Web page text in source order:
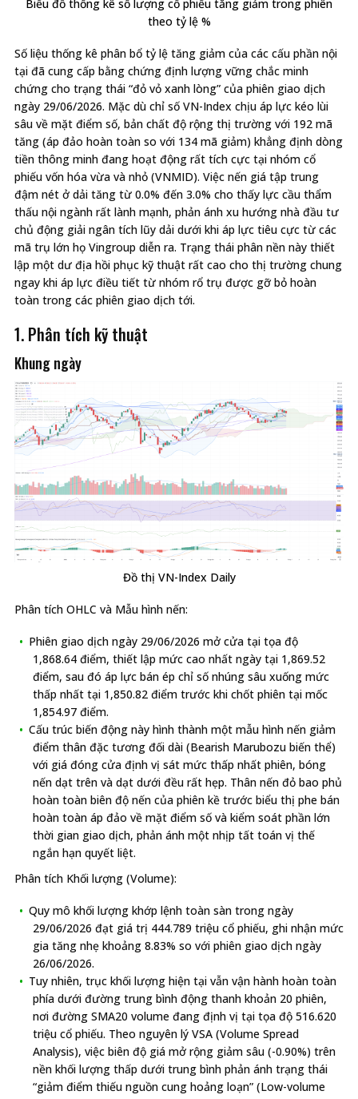
Biểu đồ thống kê số lượng cổ phiếu tăng giảm trong phiên
theo tỷ lệ %
Số liệu thống kê phân bổ tỷ lệ tăng giảm của các cấu phần nội
tại đã cung cấp bằng chứng định lượng vững chắc minh
chứng cho trạng thái “đỏ vỏ xanh lòng” của phiên giao dịch
ngày 29/06/2026. Mặc dù chỉ số VN-Index chịu áp lực kéo lùi
sâu về mặt điểm số, bản chất độ rộng thị trường với 192 mã
tăng (áp đảo hoàn toàn so với 134 mã giảm) khẳng định dòng
tiền thông minh đang hoạt động rất tích cực tại nhóm cổ
phiếu vốn hóa vừa và nhỏ (VNMID). Việc nến giá tập trung
đậm nét ở dải tăng từ 0.0% đến 3.0% cho thấy lực cầu thẩm
thấu nội ngành rất lành mạnh, phản ánh xu hướng nhà đầu tư
chủ động giải ngân tích lũy dải dưới khi áp lực tiêu cực từ các
mã trụ lớn họ Vingroup diễn ra. Trạng thái phân nền này thiết
lập một dư địa hồi phục kỹ thuật rất cao cho thị trường chung
ngay khi áp lực điều tiết từ nhóm rổ trụ được gỡ bỏ hoàn
toàn trong các phiên giao dịch tới.
1. Phân tích kỹ thuật
Khung ngày
Đồ thị VN-Index Daily
Phân tích OHLC và Mẫu hình nến:
Phiên giao dịch ngày 29/06/2026 mở cửa tại tọa độ
1,868.64 điểm, thiết lập mức cao nhất ngày tại 1,869.52
điểm, sau đó áp lực bán ép chỉ số nhúng sâu xuống mức
thấp nhất tại 1,850.82 điểm trước khi chốt phiên tại mốc
1,854.97 điểm.
Cấu trúc biến động này hình thành một mẫu hình nến giảm
điểm thân đặc tương đối dài (Bearish Marubozu biến thể)
với giá đóng cửa định vị sát mức thấp nhất phiên, bóng
nến dạt trên và dạt dưới đều rất hẹp. Thân nến đỏ bao phủ
hoàn toàn biên độ nến của phiên kề trước biểu thị phe bán
hoàn toàn áp đảo về mặt điểm số và kiểm soát phần lớn
thời gian giao dịch, phản ánh một nhịp tất toán vị thế
ngắn hạn quyết liệt.
Phân tích Khối lượng (Volume):
Quy mô khối lượng khớp lệnh toàn sàn trong ngày
29/06/2026 đạt giá trị 444.789 triệu cổ phiếu, ghi nhận mức
gia tăng nhẹ khoảng 8.83% so với phiên giao dịch ngày
26/06/2026.
Tuy nhiên, trục khối lượng hiện tại vẫn vận hành hoàn toàn
phía dưới đường trung bình động thanh khoản 20 phiên,
nơi đường SMA20 volume đang định vị tại tọa độ 516.620
triệu cổ phiếu. Theo nguyên lý VSA (Volume Spread
Analysis), việc biên độ giá mở rộng giảm sâu (-0.90%) trên
nền khối lượng thấp dưới trung bình phản ánh trạng thái
“giảm điểm thiếu nguồn cung hoảng loạn” (Low-volume